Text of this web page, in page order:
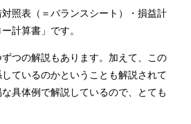
照表（＝バランスシート）・損益計
計算書」です。
つの解説もあります。加えて、この
ているのかということも解説されて
具体例で解説しているので、とても